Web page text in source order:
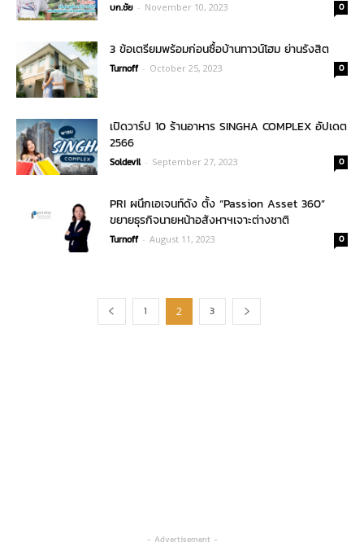
บก.ชัย - November 10, 2023 0
3 ข้อเตรียมพร้อมก่อนซื้อบ้านทาวน์โฮม ย่านรังสิต
Turnoff - October 25, 2023 0
เปิดวาร์ป 10 ร้านอาหาร SINGHA COMPLEX อัปเดต
2566
Soldevil - September 27, 2023 0
PRI ผนึกเอเจนท์ดัง ตั้ง “Passion Asset 360”
ขยายธุรกิจนายหน้าอสังหาฯเจาะต่างชาติ
Turnoff - August 11, 2023 0
1 2 3
- Advertisement -